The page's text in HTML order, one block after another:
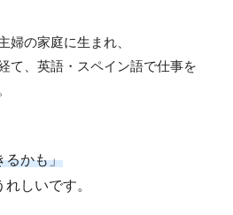
婦の家庭に生まれ、
て、英語・スペイン語で仕事を
るかも」
しいです。